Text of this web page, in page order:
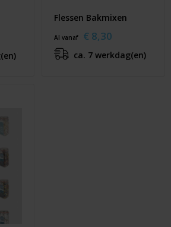
Flessen Bakmixen
Al vanaf € 8,30
ca. 7 werkdag(en)